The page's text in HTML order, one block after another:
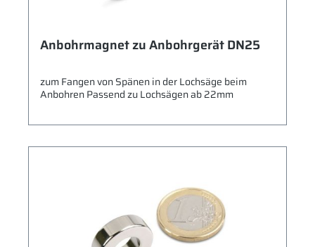
Anbohrmagnet zu Anbohrgerät DN25
zum Fangen von Spänen in der Lochsäge beim
Anbohren Passend zu Lochsägen ab 22mm